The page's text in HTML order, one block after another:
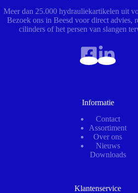
Meer dan 25.000 hydrauliekartikelen uit
Bezoek ons in Beesd voor direct advies,
cilinders of het persen van slangen
Informatie
Contact
Assortiment
Over ons
Nieuws
Downloads
Klantenservice